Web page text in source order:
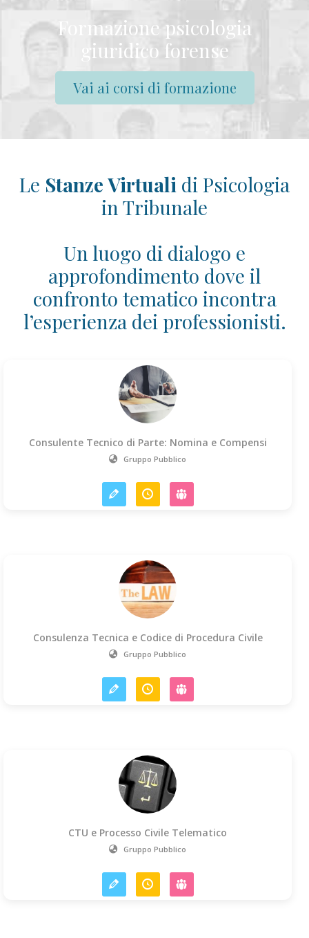
Formazione psicologia
giuridico forense
Vai ai corsi di formazione
Le Stanze Virtuali di Psicologia
in Tribunale
Un luogo di dialogo e
approfondimento dove il
confronto tematico incontra
l’esperienza dei professionisti.
Consulente Tecnico di Parte: Nomina e Compensi
Gruppo Pubblico
Consulenza Tecnica e Codice di Procedura Civile
Gruppo Pubblico
CTU e Processo Civile Telematico
Gruppo Pubblico